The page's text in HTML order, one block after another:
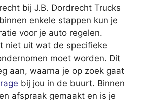
bij J.B. Dordrecht Trucks
enkele stappen kun je
voor je auto regelen.
niet uit wat de specifieke
moet worden. Dit
aan, waarna je op zoek gaat
bij jou in de buurt. Binnen
afspraak gemaakt en is je